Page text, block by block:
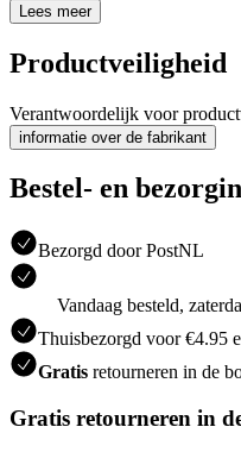
Lees meer
Productveiligheid
Verantwoordelijk voor
informatie over de fabrikant
Bestel- en
Bezorgd door PostNL
Vandaag besteld,
Thuisbezorgd voor €4.95
Gratis retourneren in de
Gratis retourneren in